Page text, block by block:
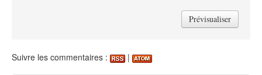
Suivre les commentaires : |